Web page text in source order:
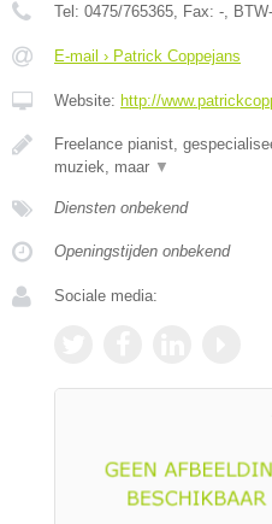
Tel: 0475/765365 , Fax: - ,
E-mail › Patrick Coppejans
Website: http://
Freelance pianist,
muziek, maar ▼
Diensten onbekend
Openingstijden onbekend
Sociale media: